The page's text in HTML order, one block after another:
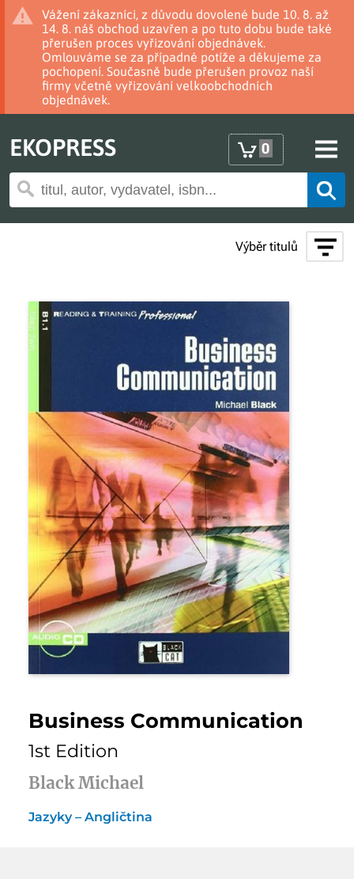
Vážení zákazníci, z důvodu dovolené bude 10. 8. až
14. 8. náš obchod uzavřen a po tuto dobu bude také
přerušen proces vyřizování objednávek.
Omlouváme se za případné potíže a děkujeme za
pochopení. Současně bude přerušen provoz naší
firmy včetně vyřizování velkoobchodních
objednávek.
EKOPRESS 0
Výběr titulů
Business Communication
1st Edition
Black Michael
Jazyky – Angličtina